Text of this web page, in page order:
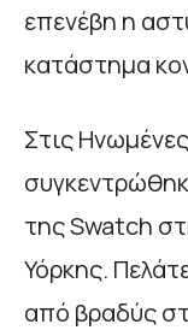
επενέβη η
κατάστημα
Στις
της Swatch
Υόρκης.
από βραδύς